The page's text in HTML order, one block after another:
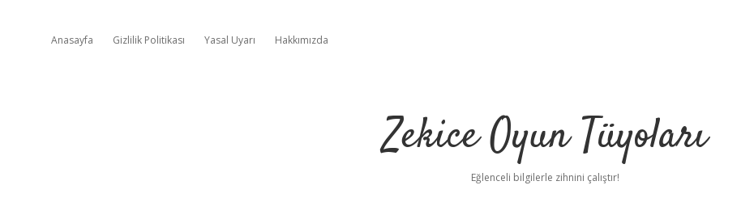
Anasayfa Gizlilik Politikası Yasal Uyarı Hakkımızda
Zekice Oyun Tüyoları
Eğlenceli bilgilerle zihnini çalıştır!